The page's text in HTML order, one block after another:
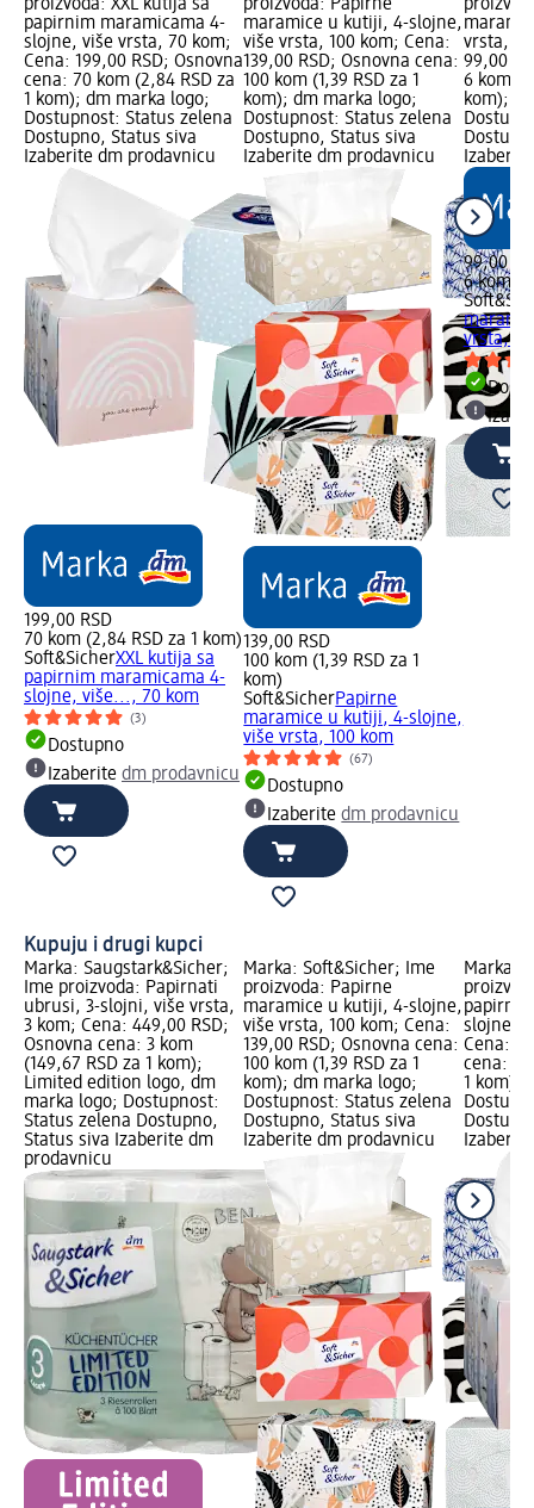
proizvoda: XXL kutija sa
papirnim maramicama 4-
slojne, više vrsta, 70 kom;
Cena: 199,00 RSD; Osnovna
cena: 70 kom (2,84 RSD za
1 kom); dm marka logo;
Dostupnost: Status zelena
Dostupno, Status siva
Izaberite dm prodavnicu
199,00 RSD
70 kom (2,84 RSD za 1 kom)
Soft&SicherXXL kutija sa
papirnim maramicama 4-
slojne, više..., 70 kom
(3)
Dostupno
Izaberite dm prodavnicu
proizvoda: Papirne
maramice u kutiji, 4-slojne,
više vrsta, 100 kom; Cena:
139,00 RSD; Osnovna cena:
100 kom (1,39 RSD za 1
kom); dm marka logo;
Dostupnost: Status zelena
Dostupno, Status siva
Izaberite dm prodavnicu
139,00 RSD
100 kom (1,39 RSD za 1
kom)
Soft&SicherPapirne
maramice u kutiji, 4-slojne,
više vrsta, 100 kom
(67)
Dostupno
Izaberitedm prodavnicu
vrsta, 6
99,00
6 kom
kom);
99,00
6 kom
vrsta, 6
Kupuju i drugi kupci
Marka: Saugstark&Sicher;
Ime proizvoda: Papirnati
ubrusi, 3-slojni, više vrsta,
3 kom; Cena: 449,00 RSD;
Osnovna cena: 3 kom
(149,67 RSD za 1 kom);
Limited edition logo, dm
marka logo; Dostupnost:
Status zelena Dostupno,
Status siva Izaberite dm
prodavnicu
Marka: Soft&Sicher; Ime
proizvoda: Papirne
maramice u kutiji, 4-slojne,
više vrsta, 100 kom; Cena:
139,00 RSD; Osnovna cena:
100 kom (1,39 RSD za 1
kom); dm marka logo;
Dostupnost: Status zelena
Dostupno, Status siva
Izaberite dm prodavnicu
Marka:
slojne,
Cena:
cena: 70
1 kom);